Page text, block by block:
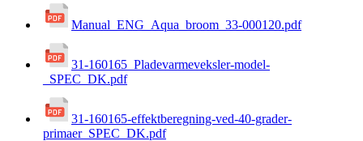
Manual_ENG_Aqua_broom_33-000120.pdf
31-160165_Pladevarmeveksler-model-
_SPEC_DK.pdf
31-160165-effektberegning-ved-40-grader-
primaer_SPEC_DK.pdf